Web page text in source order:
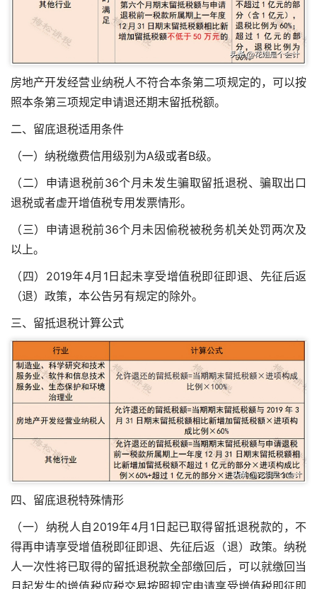
房地产开发经营业纳税人不符合本条第二项规定的，可以按
照本条第三项规定申请退还期末留抵税额。
二、留底退税适用条件
（一）纳税缴费信用级别为A级或者B级。
（二）申请退税前36个月未发生骗取留抵退税、骗取出口
退税或者虚开增值税专用发票情形。
（三）申请退税前36个月未因偷税被税务机关处罚两次及
以上。
（四）2019年4月1日起未享受增值税即征即退、先征后返
（退）政策，本公告另有规定的除外。
三、留抵退税计算公式
四、留底退税特殊情形
（一）纳税人自2019年4月1日起已取得留抵退税款的，不
得再申请享受增值税即征即退、先征后返（退）政策。纳税
人一次性将已取得的留抵退税款全部缴回后，可以就缴回当
月起发生的增值税应税交易按照规定申请享受增值税即征即